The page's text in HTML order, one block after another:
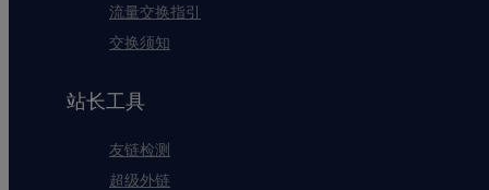
流量交换指引
交换须知
站长工具
友链检测
超级外链